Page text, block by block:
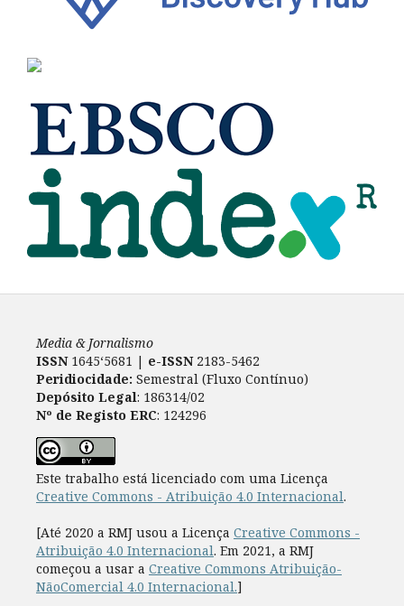
Media & Jornalismo
ISSN 1645‘5681 | e-ISSN2183-5462
Peridiocidade: Semestral (Fluxo Contínuo)
Depósito Legal: 186314/02
Nº de Registo ERC: 124296
Este trabalho está licenciado com uma Licença
Creative Commons - Atribuição 4.0 Internacional.
[Até 2020 a RMJ usou a Licença Creative Commons -
Atribuição 4.0 Internacional. Em 2021, a RMJ
começou a usar a Creative Commons Atribuição-
NãoComercial 4.0 Internacional.]